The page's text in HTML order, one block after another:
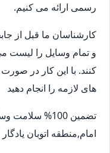
رسمی ارائه می کنیم.
کارشناسان ما قبل از
و تمام وسایل را لیست
کنند. با این کار در
های لازمه را انجام دهید
تضمین 100%
امام,منطقه اتوبان یادگار